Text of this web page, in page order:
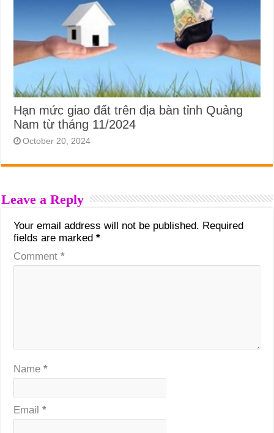
Hạn mức giao đất trên địa bàn tỉnh Quảng
Nam từ tháng 11/2024
October 20, 2024
Leave a Reply
Your email address will not be published. Required
fields are marked*
Comment*
Name*
Email*